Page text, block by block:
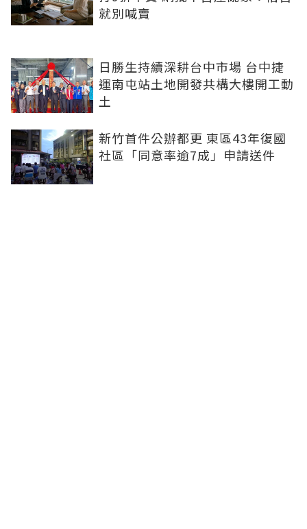
就別喊賣
日勝生持續深耕台中市場 台中捷
運南屯站土地開發共構大樓開工動
土
新竹首件公辦都更 東區43年復國
社區「同意率逾7成」申請送件